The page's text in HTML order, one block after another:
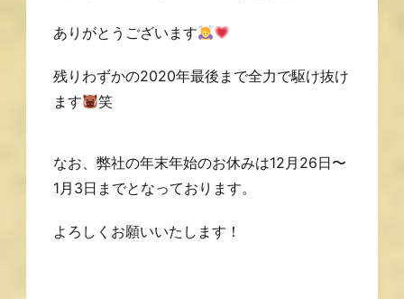
ありがとうございます
残りわずかの2020年最後まで全力で駆け抜け
ます
笑
なお、弊社の年末年始のお休みは12月26日〜
1月3日までとなっております。
よろしくお願いいたします！